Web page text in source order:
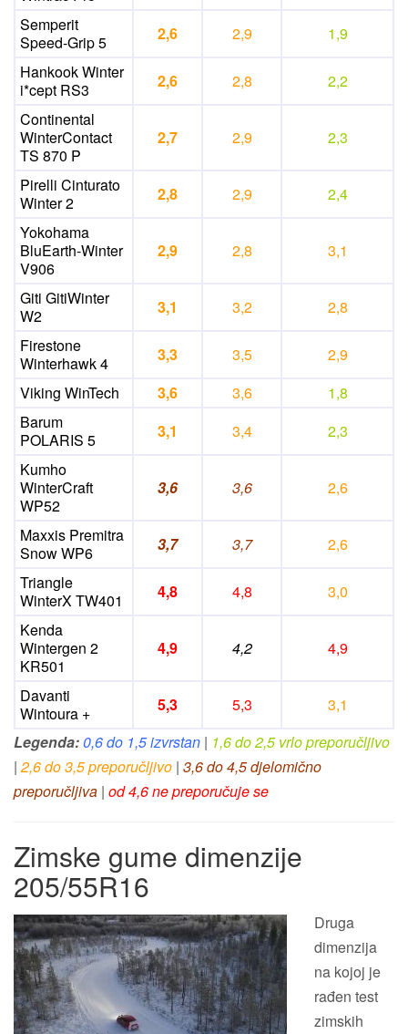
Semperit
Speed-Grip 5
2,6 2,9
1,9
Hankook Winter
i*cept RS3
2,6 2,8
2,2
Continental
WinterContact
TS 870 P
2,7 2,9 2,3
Pirelli Cinturato
Winter 2
2,8 2,9
2,4
Yokohama
BluEarth-Winter
V906
2,9 2,8 3,1
Giti GitiWinter
W2
3,1 3,2
2,8
Firestone
Winterhawk 4
3,3 3,5
2,9
Viking WinTech
3,6 3,6
1,8
Barum
POLARIS 5
3,1 3,4
2,3
Kumho
WinterCraft
WP52
3,6 3,6 2,6
Maxxis Premitra
Snow WP6
3,7 3,7
2,6
Triangle
WinterX TW401
4,8 4,8
3,0
Kenda
Wintergen 2
KR501
4,9 4,2 4,9
Davanti
Wintoura +
5,3 5,3
3,1
Legenda:0,6 do 1,5 izvrstan | 1,6 do 2,5 vrlo preporučljivo
|2,6 do 3,5 preporučljivo | 3,6 do 4,5 djelomično
preporučljiva | od 4,6 ne preporučuje se
Zimske gume dimenzije
205/55R16
Druga
dimenzija
na kojoj je
rađen test
zimskih